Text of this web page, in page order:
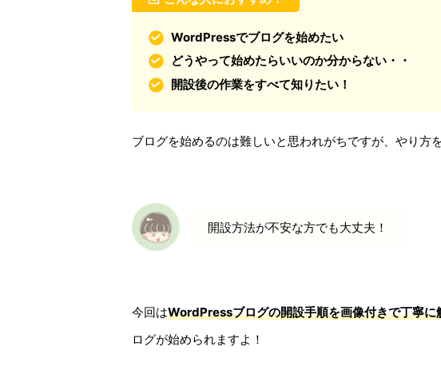
WordPressでブログを始めたい
どうやって始めたらいいのか分からない・・
開設後の作業をすべて知りたい！
ブログを始めるのは難しいと思われがちですが、やり方
開設方法が不安な方でも大丈夫！
今回はWordPressブログの開設手順を画像付きで丁寧に
ログが始められますよ！